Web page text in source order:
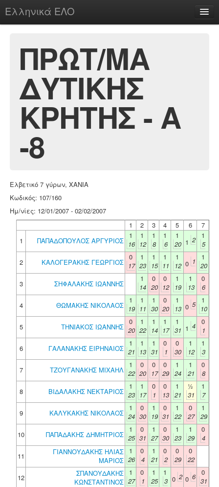
Ελληνικά ΕΛΟ
chesstu.be @ discord
Login
ΠΡΩΤ/ΜΑ
ΔΥΤΙΚΗΣ
ΚΡΗΤΗΣ - Α
-8
Ελβετικό 7 γύρων, ΧΑΝΙΑ
Κωδικός: 107/160
Ημ/νίες: 12/01/2007 - 02/02/2007
1
2 3 4 5 6
7
1
ΠΑΠΑΔΟΠΟΥΛΟΣ ΑΡΓΥΡΙΟΣ
1
16
1
12
1
8
1
6
1
20 1 2
1
5
2
ΚΑΛΟΓΕΡΑΚΗΣ ΓΕΩΡΓΙΟΣ
0
17
1
23
1
15
1
11
1
12 0 1
1
20
3
ΣΗΦΑΛΑΚΗΣ ΙΩΑΝΝΗΣ
1
14
0
20
0
12
1
19
1
13
0
6
4
ΘΩΜΑΚΗΣ ΝΙΚΟΛΑΟΣ
1
19
1
11
1
30
0
20
1
13 0 5
1
10
5
ΤΗΝΙΑΚΟΣ ΙΩΑΝΝΗΣ
0
20
1
22
1
14
1
17
1
31 1 4
0
1
6
ΓΑΛΑΝΑΚΗΣ ΕΙΡΗΝΑΙΟΣ
1
21
1
13
1
31
0
1
0
30
1
12
1
3
7
ΤΖΟΥΓΑΝΑΚΗΣ ΜΙΧΑΗΛ
1
22
0
20
0
17
0
29
1
24
1
21
0
8
8
ΒΙΔΑΛΑΚΗΣ ΝΕΚΤΑΡΙΟΣ
1
23
1
17
0
1
0
13
1
21
½
31
1
7
9
ΚΑΛΥΚΑΚΗΣ ΝΙΚΟΛΑΟΣ
1
24
0
30
1
19
0
31
1
22
0
27
1
29
10
ΠΑΠΑΔΑΚΗΣ ΔΗΜΗΤΡΙΟΣ
1
25
0
31
1
27
0
30
1
23
1
29
0
4
11
ΓΙΑΝΝΟΥΔΑΚΗΣ ΗΛΙΑΣ
ΜΑΡΙΟΣ
1
26
0
4
1
21
0
2
0
29
0
22
12
ΣΠΑΝΟΥΔΑΚΗΣ
ΚΩΝΣΤΑΝΤΙΝΟΣ
1
27
0
1
1
25
1
3 0 2 0 6
0
31